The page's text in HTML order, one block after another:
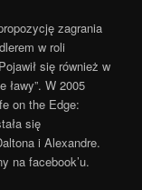
zagrania
w roli
się również w
ławy”. W 2005
on the Edge:
się
i Alexandre.
na facebook’u.